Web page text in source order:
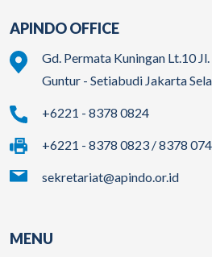
APINDO OFFICE
Gd. Permata Kuningan Lt.10
Guntur - Setiabudi Jakarta
+6221 - 8378 0824
+6221 - 8378 0823 / 8378
sekretariat@apindo.or.id
MENU